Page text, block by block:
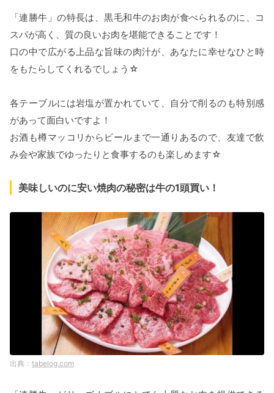
「連勝牛」の特長は、黒毛和牛のお肉が食べられるのに、コ
スパが高く、質の良いお肉を堪能できることです！
口の中で広がる上品な旨味の肉汁が、あなたに幸せなひと時
をもたらしてくれるでしょう☆
各テーブルには岩塩が置かれていて、自分で削るのも特別感
があって面白いですよ！
お酒も樽マッコリからビールまで一通りあるので、友達で飲
み会や家族でゆったりと食事するのも楽しめます☆
美味しいのに安い焼肉の秘密は牛の1頭買い！
tabelog.com